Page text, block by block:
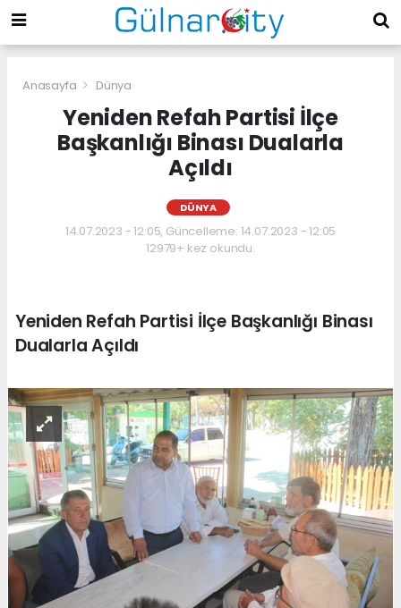
Anasayfa Dünya
Yeniden Refah Partisi İlçe
Başkanlığı Binası Dualarla
Açıldı
DÜNYA
14.07.2023 - 12:05, Güncelleme: 14.07.2023 - 12:05
12979+ kez okundu.
Yeniden Refah Partisi İlçe Başkanlığı Binası
Dualarla Açıldı